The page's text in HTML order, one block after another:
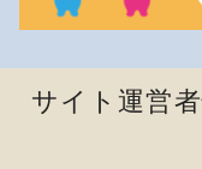
サイト運営